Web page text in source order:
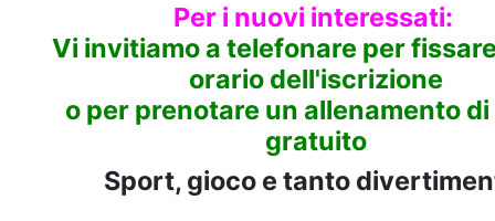
Per i nuovi interessati:
Vi invitiamo a telefonare per
orario dell'iscrizione
o per prenotare un allenamento
gratuito
Sport, gioco e tanto